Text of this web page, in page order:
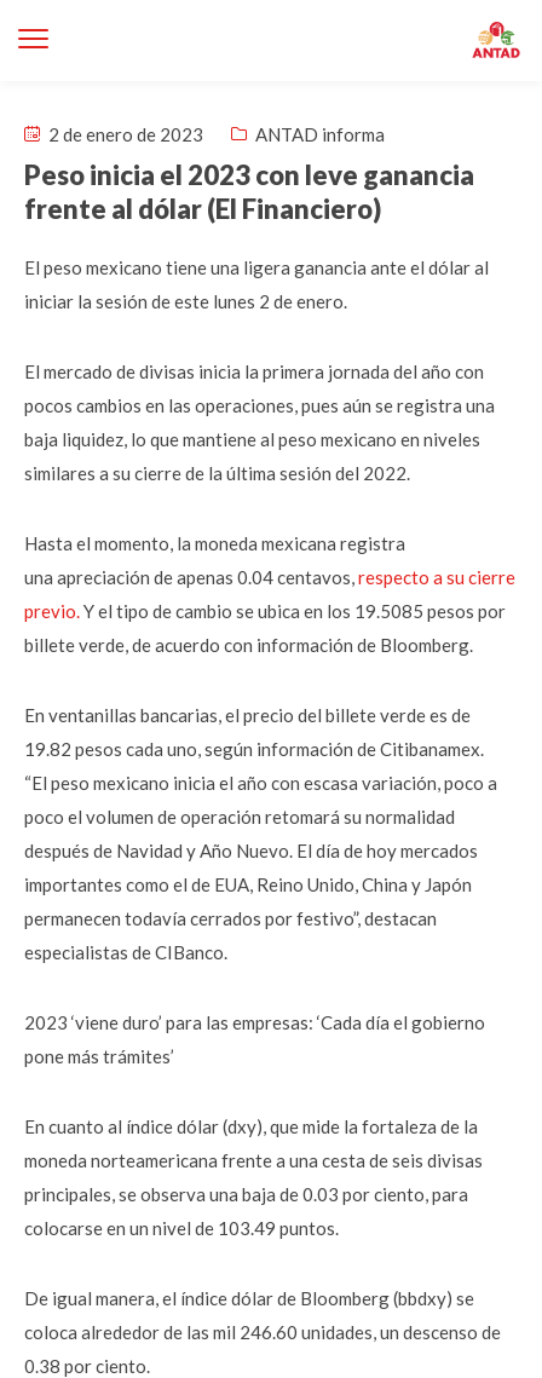
2 de enero de 2023 ANTAD informa
Peso inicia el 2023 con leve ganancia
frente al dólar (El Financiero)
El peso mexicano tiene una ligera ganancia ante el dólar al
iniciar la sesión de este lunes 2 de enero.
El mercado de divisas inicia la primera jornada del año con
pocos cambios en las operaciones, pues aún se registra una
baja liquidez, lo que mantiene al peso mexicano en niveles
similares a su cierre de la última sesión del 2022.
Hasta el momento, la moneda mexicana registra
una apreciación de apenas 0.04 centavos,respecto a su cierre
previo.Y el tipo de cambio se ubica en los 19.5085 pesos por
billete verde, de acuerdo con información de Bloomberg.
En ventanillas bancarias, el precio del billete verde es de
19.82 pesos cada uno, según información de Citibanamex.
“El peso mexicano inicia el año con escasa variación, poco a
poco el volumen de operación retomará su normalidad
después de Navidad y Año Nuevo. El día de hoy mercados
importantes como el de EUA, Reino Unido, China y Japón
permanecen todavía cerrados por festivo”, destacan
especialistas de CIBanco.
2023 ‘viene duro’ para las empresas: ‘Cada día el gobierno
pone más trámites’
En cuanto al índice dólar (dxy), que mide la fortaleza de la
moneda norteamericana frente a una cesta de seis divisas
principales, se observa una baja de 0.03 por ciento, para
colocarse en un nivel de 103.49 puntos.
De igual manera, el índice dólar de Bloomberg (bbdxy) se
coloca alrededor de las mil 246.60 unidades, un descenso de
0.38 por ciento.